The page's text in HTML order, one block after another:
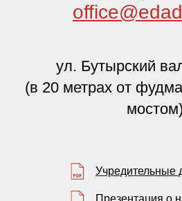
ул. Бутырский
(в 20 метрах от
мостом)
Учредительные
Презентация о